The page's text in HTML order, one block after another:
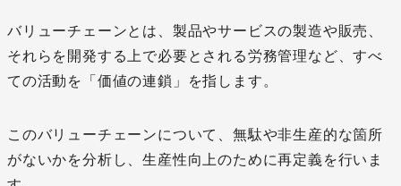
バリューチェーンとは、製品やサービスの製造や販売、
それらを開発する上で必要とされる労務管理など、すべ
ての活動を「価値の連鎖」を指します。
このバリューチェーンについて、無駄や非生産的な箇所
がないかを分析し、生産性向上のために再定義を行いま